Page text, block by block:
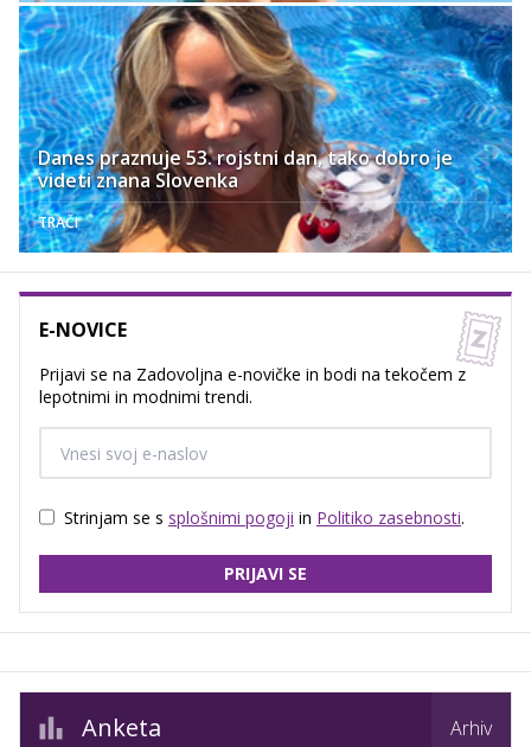
Danes praznuje 53. rojstni dan, tako dobro je
videti znana Slovenka
TRAČI
E-NOVICE
Prijavi se na Zadovoljna e-novičke in bodi na tekočem z
lepotnimi in modnimi trendi.
Strinjam se s splošnimi pogoji in Politiko zasebnosti.
PRIJAVI SE
Anketa Arhiv